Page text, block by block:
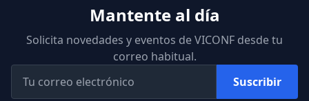
Mantente al día
Solicita novedades y eventos de VICONF desde tu
correo habitual.
Suscribir